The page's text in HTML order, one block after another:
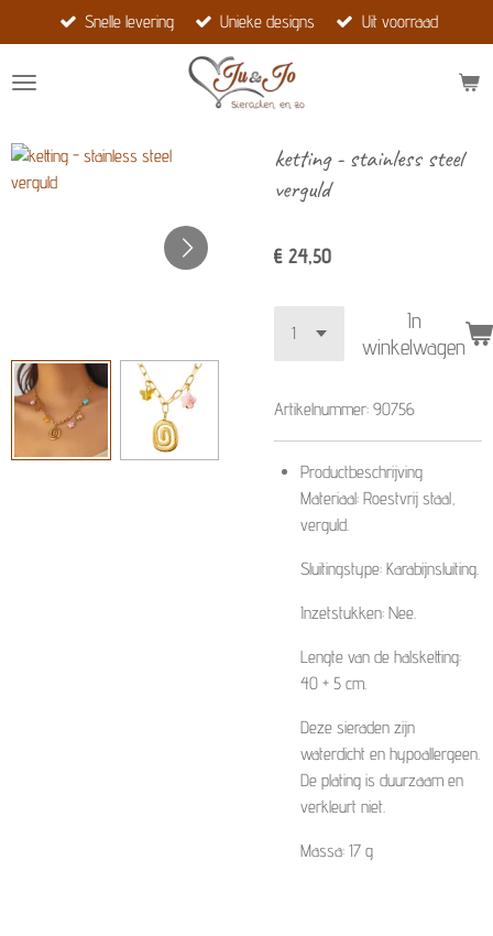
direct
naar
Snelle levering Unieke designs Uit voorraad
ketting - stainless steel
verguld
€ 24,50
In
winkelwagen
Artikelnummer: 90756
Productbeschrijving
Materiaal: Roestvrij staal,
verguld.
Sluitingstype: Karabijnsluiting.
Inzetstukken: Nee.
Lengte van de halsketting:
40 + 5 cm.
Deze sieraden zijn
waterdicht en hypoallergeen.
De plating is duurzaam en
verkleurt niet.
Massa: 17 g